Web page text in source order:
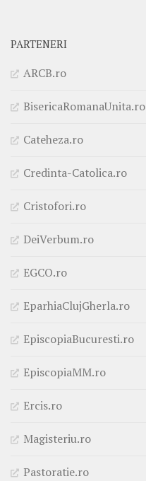
PARTENERI
ARCB.ro
BisericaRomanaUnita.ro
Cateheza.ro
Credinta-Catolica.ro
Cristofori.ro
DeiVerbum.ro
EGCO.ro
EparhiaClujGherla.ro
EpiscopiaBucuresti.ro
EpiscopiaMM.ro
Ercis.ro
Magisteriu.ro
Pastoratie.ro